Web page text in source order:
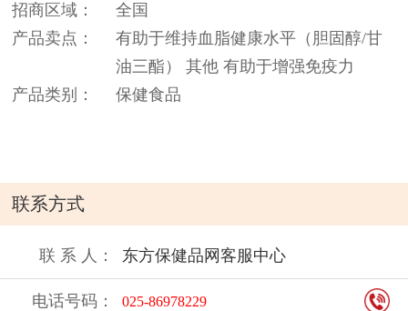
招商区域：
全国
产品卖点：
有助于维持血脂健康水平（胆固醇/甘
油三酯） 其他 有助于增强免疫力
产品类别：
保健食品
联系方式
联 系 人： 东方保健品网客服中心
电话号码： 025-86978229